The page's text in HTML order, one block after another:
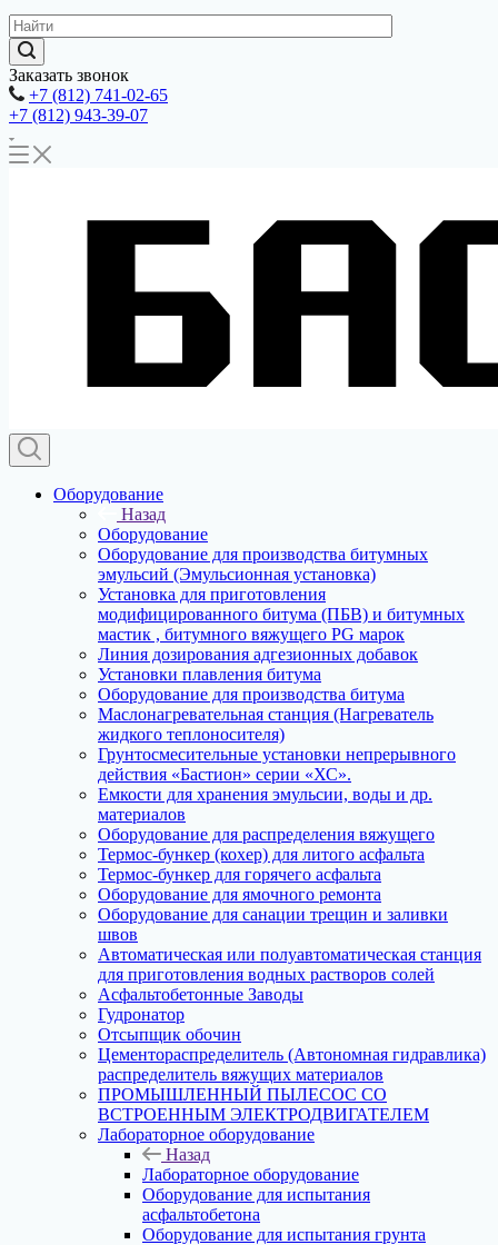
Заказать звонок
+7 (812) 741-02-65
+7 (812) 943-39-07
Оборудование
Назад
Оборудование
Оборудование для производства битумных
эмульсий (Эмульсионная установка)
Установка для приготовления
модифицированного битума (ПБВ) и битумных
мастик , битумного вяжущего PG марок
Линия дозирования адгезионных добавок
Установки плавления битума
Оборудование для производства битума
Маслонагревательная станция (Нагреватель
жидкого теплоносителя)
Грунтосмесительные установки непрерывного
действия «Бастион» серии «ХС».
Емкости для хранения эмульсии, воды и др.
материалов
Оборудование для распределения вяжущего
Термос-бункер (кохер) для литого асфальта
Термос-бункер для горячего асфальта
Оборудование для ямочного ремонта
Оборудование для санации трещин и заливки
швов
Автоматическая или полуавтоматическая станция
для приготовления водных растворов солей
Асфальтобетонные Заводы
Гудронатор
Отсыпщик обочин
Цементораспределитель (Автономная гидравлика)
распределитель вяжущих материалов
ПРОМЫШЛЕННЫЙ ПЫЛЕСОС СО
ВСТРОЕННЫМ ЭЛЕКТРОДВИГАТЕЛЕМ
Лабораторное оборудование
Назад
Лабораторное оборудование
Оборудование для испытания
асфальтобетона
Оборудование для испытания грунта